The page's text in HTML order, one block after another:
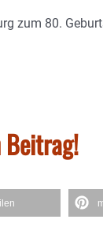
zum 80.
Beitrag!